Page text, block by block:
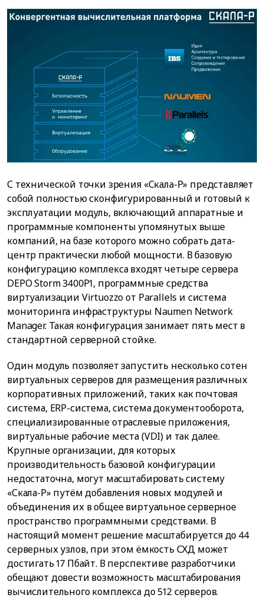
С технической точки зрения «Скала-Р» представляет
собой полностью сконфигурированный и готовый к
эксплуатации модуль, включающий аппаратные и
программные компоненты упомянутых выше
компаний, на базе которого можно собрать дата-
центр практически любой мощности. В базовую
конфигурацию комплекса входят четыре сервера
DEPO Storm 3400P1, программные средства
виртуализации Virtuozzo от Parallels и система
мониторинга инфраструктуры Naumen Network
Manager. Такая конфигурация занимает пять мест в
стандартной серверной стойке.
Один модуль позволяет запустить несколько сотен
виртуальных серверов для размещения различных
корпоративных приложений, таких как почтовая
система, ERP-система, система документооборота,
специализированные отраслевые приложения,
виртуальные рабочие места (VDI) и так далее.
Крупные организации, для которых
производительность базовой конфигурации
недостаточна, могут масштабировать систему
«Скала-Р» путём добавления новых модулей и
объединения их в общее виртуальное серверное
пространство программными средствами. В
настоящий момент решение масштабируется до 44
серверных узлов, при этом ёмкость СХД может
достигать 17 Пбайт. В перспективе разработчики
обещают довести возможность масштабирования
вычислительного комплекса до 512 серверов.